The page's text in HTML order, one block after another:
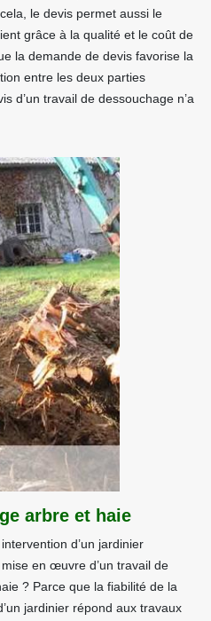
le devis permet aussi le
grâce à la qualité et le coût de
la demande de devis favorise la
entre les deux parties
d’un travail de dessouchage n’a
arbre et haie
d’un jardinier
en œuvre d’un travail de
? Parce que la fiabilité de la
jardinier répond aux travaux